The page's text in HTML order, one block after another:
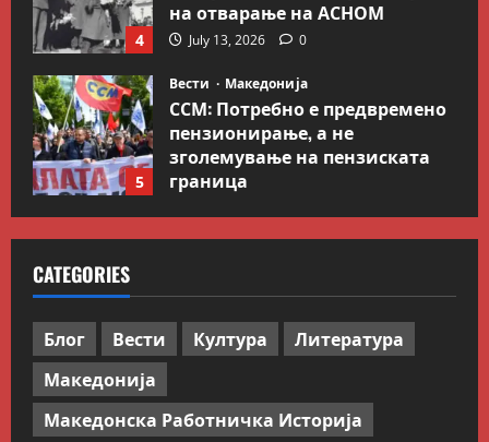
4
на отварање на АСНОМ
July 13, 2026 0
5
Вести Македонија
ССМ: Потребно е предвремено
пензионирање, а не
зголемување на пензиската
граница
1
одмазда против САД
August 2, 2026 0
Kокошката или јајцето?
CATEGORIES
Блог Вести Култура
Литература
Македонија
Македонска Работничка Историја